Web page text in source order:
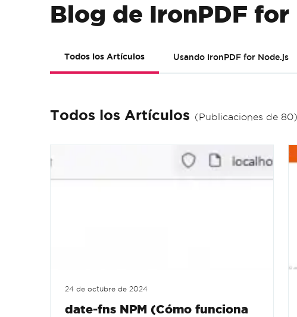
Blog de IronPDF for
Todos los Artículos Usando IronPDF for Node.js
Todos los Artículos (Publicaciones de 80)
24 de octubre de 2024
date-fns NPM (Cómo funciona